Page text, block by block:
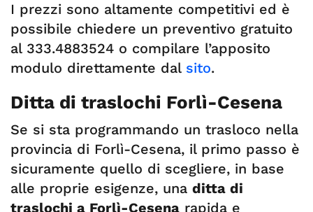
I prezzi sono altamente competitivi ed è
possibile chiedere un preventivo gratuito
al 333.4883524 o compilare l’apposito
modulo direttamente dalsito.
Ditta di traslochi Forlì-Cesena
Se si sta programmando un trasloco nella
provincia di Forlì-Cesena, il primo passo è
sicuramente quello di scegliere, in base
alle proprie esigenze, una ditta di
traslochi a Forlì-Cesena rapida e